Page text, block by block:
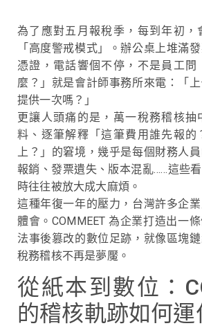
為了應對五月報稅季，每到年初，
「高度警戒模式」。辦公桌上堆滿
憑證，電話響個不停，不是員工問
麼？」就是會計師事務所來電：「
提供一次嗎？」
更讓人頭痛的是，萬一稅務稽核抽
料、逐筆解釋「這筆費用誰先報的
上？」的窘境，幾乎是每個財務人
報銷、發票遺失、版本混亂……這些
時往往被放大成大麻煩。
這種年復一年的壓力，台灣許多企
體會。COMMEET 為企業打造出一
法事後篡改的數位足跡，就像區塊
稅務稽核不再是夢魘。
從紙本到數位：
的稽核軌跡如何運